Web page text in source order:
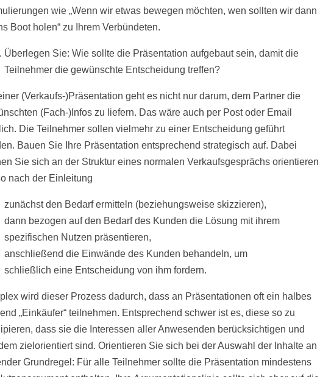
wie „Wenn wir etwas bewegen möchten, wen sollten wir dann
Boot holen“ zu Ihrem Verbündeten.
Überlegen Sie: Wie sollte die Präsentation aufgebaut sein, damit die
Teilnehmer die gewünschte Entscheidung treffen?
(Verkaufs-)Präsentation geht es nicht nur darum, dem Partner die
(Fach-)Infos zu liefern. Das wäre auch per Post oder Email
Die Teilnehmer sollen vielmehr zu einer Entscheidung geführt
Bauen Sie Ihre Präsentation entsprechend strategisch auf. Dabei
Sie sich an der Struktur eines normalen Verkaufsgesprächs orientieren
nach der Einleitung
zunächst den Bedarf ermitteln (beziehungsweise skizzieren),
dann bezogen auf den Bedarf des Kunden die Lösung mit ihrem
spezifischen Nutzen präsentieren,
anschließend die Einwände des Kunden behandeln, um
schließlich eine Entscheidung von ihm fordern.
wird dieser Prozess dadurch, dass an Präsentationen oft ein halbes
„Einkäufer“ teilnehmen. Entsprechend schwer ist es, diese so zu
dass sie die Interessen aller Anwesenden berücksichtigen und
zielorientiert sind. Orientieren Sie sich bei der Auswahl der Inhalte an
Grundregel: Für alle Teilnehmer sollte die Präsentation mindestens